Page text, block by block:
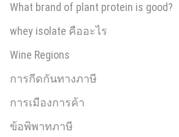
What brand of plant protein is good?
whey isolate คืออะไร
Wine Regions
การกีดกันทางภาษี
การเมืองการค้า
ข้อพิพาทภาษี